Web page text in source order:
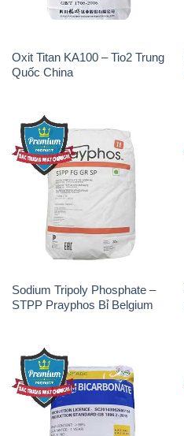
Oxit Titan KA100 – Tio2 Trung
Quốc China
Sodium Tripoly Phosphate –
STPP Prayphos Bỉ Belgium